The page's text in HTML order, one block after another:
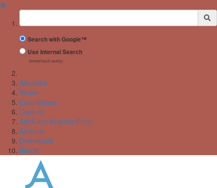
✖
Suchbegriff
Search with Google™
Use Internal Search
(limited result quality)
Aktuelles
Verein
Exkursionen
Copy of
Adolf von Koenen-Preis
Alumnis
Downloads
Beitritt